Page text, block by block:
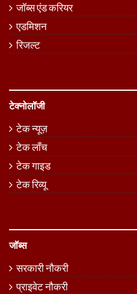
जॉब्स एंड करियर
एडमिशन
रिजल्ट
टेक्नोलॉजी
टेक न्यूज़
टेक लॉंच
टेक गाइड
टेक रिव्यू
जॉब्स
सरकारी नौकरी
प्राइवेट नौकरी